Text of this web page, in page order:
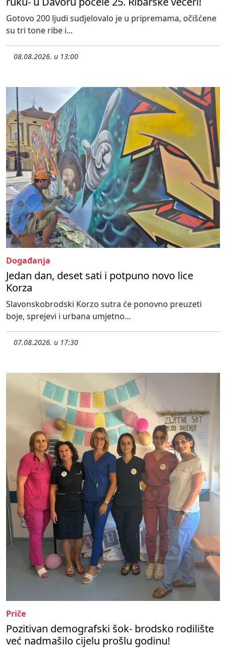
Gotovo 200 ljudi sudjelovalo je u pripremama, očišćene
su tri tone ribe i...
08.08.2026. u 13:00
Događanja
Jedan dan, deset sati i potpuno novo lice
Korza
Slavonskobrodski Korzo sutra će ponovno preuzeti
boje, sprejevi i urbana umjetno...
07.08.2026. u 17:30
Priče
Pozitivan demografski šok- brodsko rodilište
već nadmašilo cijelu prošlu godinu!